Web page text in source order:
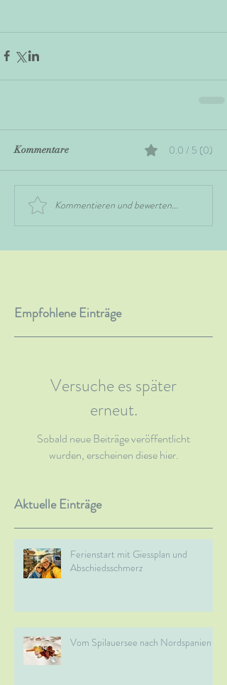
Aktuelle Einträge
Empfohlene Einträge
Ferienstart mit Giessplan und
Abschiedsschmerz
Vom Spilauersee nach Nordspanien
Versuche es später
erneut.
Sobald neue Beiträge veröffentlicht
wurden, erscheinen diese hier.
Kommentare 0.0 / 5 (0)
Kommentieren und bewerten...